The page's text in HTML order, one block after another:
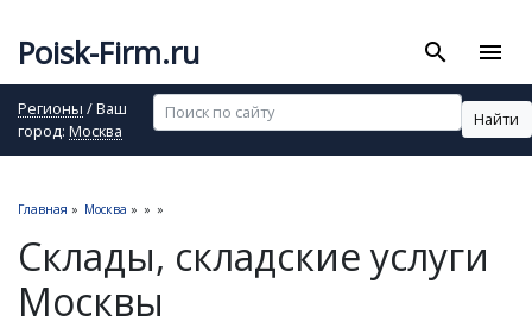
Poisk-Firm.ru search menu
Регионы / Ваш
город: Москва
Найти
Главная » Москва » » »
Склады, складские услуги
Москвы